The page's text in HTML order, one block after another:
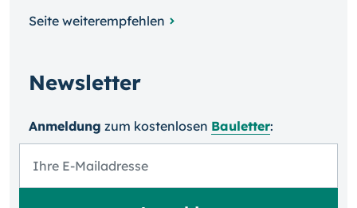
Seite weiterempfehlen
Newsletter
Anmeldung zum kosten­losen Bauletter: